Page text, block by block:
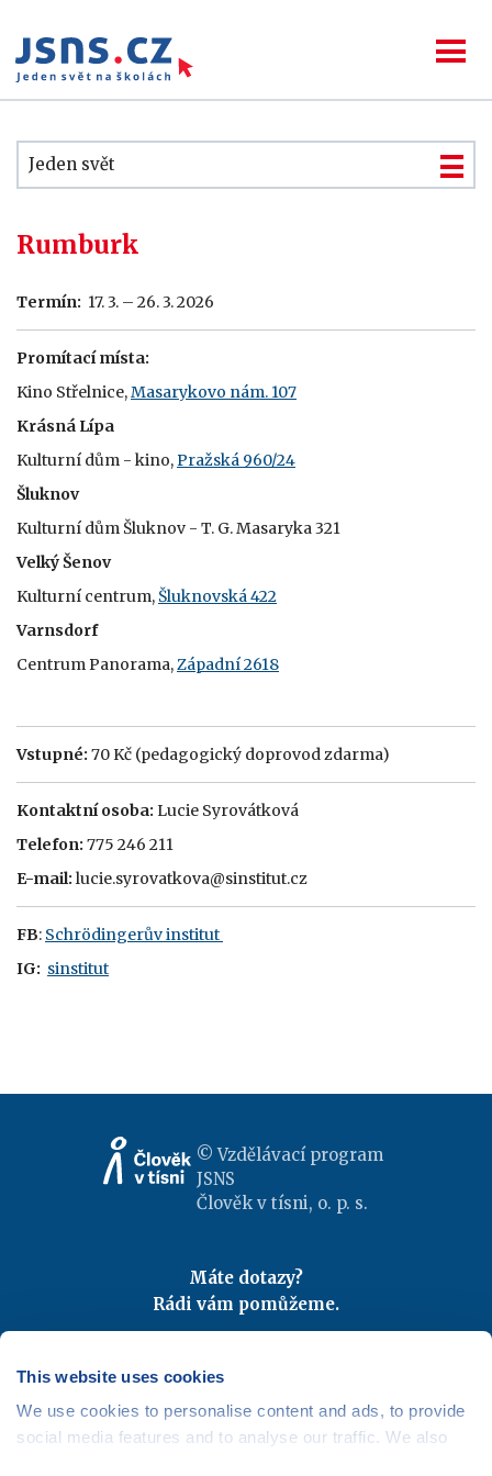
This website uses cookies
We use cookies to personalise content and ads, to provide
social media features and to analyse our traffic. We also
Jeden svět
Rumburk
Termín: 17. 3. – 26. 3. 2026
Promítací místa:
Kino Střelnice,Masarykovo nám. 107
Krásná Lípa
Kulturní dům - kino,Pražská 960/24
Šluknov
Kulturní dům Šluknov - T. G. Masaryka 321
Velký Šenov
Kulturní centrum, Šluknovská 422
Varnsdorf
Centrum Panorama,Západní 2618
Vstupné: 70 Kč (pedagogický doprovod zdarma)
Kontaktní osoba: Lucie Syrovátková
Telefon: 775 246 211
E-mail: lucie.syrovatkova@sinstitut.cz
FB: Schrödingerův institut
IG: sinstitut
© Vzdělávací program
JSNS
Člověk v tísni, o. p. s.
Máte dotazy?
Rádi vám pomůžeme.
Odebírejte newslettery
Mapa webu |Kariéra
Osobní údaje|Cookies